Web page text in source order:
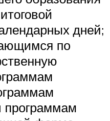
дней;
по
программам